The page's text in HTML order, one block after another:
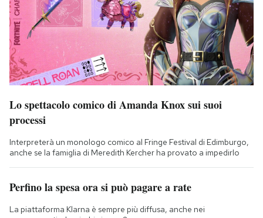
Lo spettacolo comico di Amanda Knox sui suoi
processi
Interpreterà un monologo comico al Fringe Festival di Edimburgo,
anche se la famiglia di Meredith Kercher ha provato a impedirlo
Perfino la spesa ora si può pagare a rate
La piattaforma Klarna è sempre più diffusa, anche nei